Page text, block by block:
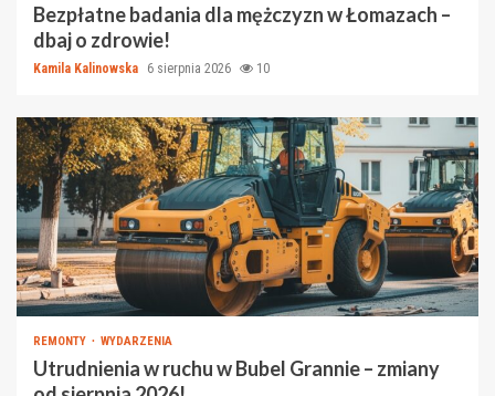
Bezpłatne badania dla mężczyzn w Łomazach –
dbaj o zdrowie!
Kamila Kalinowska 6 sierpnia 2026 10
REMONTY WYDARZENIA
Utrudnienia w ruchu w Bubel Grannie – zmiany